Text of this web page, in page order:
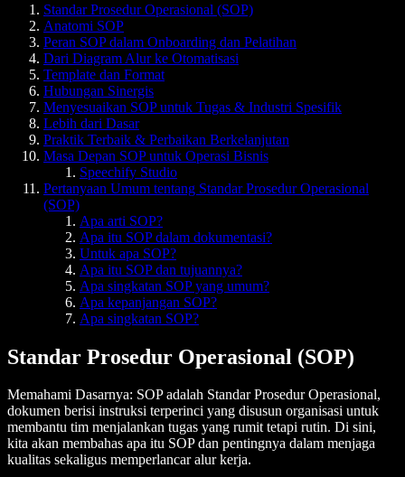
Standar Prosedur Operasional (SOP)
Anatomi SOP
Peran SOP dalam Onboarding dan Pelatihan
Dari Diagram Alur ke Otomatisasi
Template dan Format
Hubungan Sinergis
Menyesuaikan SOP untuk Tugas & Industri Spesifik
Lebih dari Dasar
Praktik Terbaik & Perbaikan Berkelanjutan
Masa Depan SOP untuk Operasi Bisnis
Speechify Studio
Pertanyaan Umum tentang Standar Prosedur Operasional
(SOP)
Apa arti SOP?
Apa itu SOP dalam dokumentasi?
Untuk apa SOP?
Apa itu SOP dan tujuannya?
Apa singkatan SOP yang umum?
Apa kepanjangan SOP?
Apa singkatan SOP?
Standar Prosedur Operasional (SOP)
Memahami Dasarnya: SOP adalah Standar Prosedur Operasional,
dokumen berisi instruksi terperinci yang disusun organisasi untuk
membantu tim menjalankan tugas yang rumit tetapi rutin. Di sini,
kita akan membahas apa itu SOP dan pentingnya dalam menjaga
kualitas sekaligus memperlancar alur kerja.